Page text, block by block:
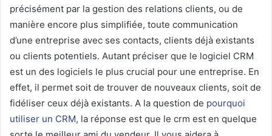
précisément par la gestion des relations clients, ou de
manière encore plus simplifiée, toute communication
d’une entreprise avec ses contacts, clients déjà existants
ou clients potentiels. Autant préciser que le logiciel CRM
est un des logiciels le plus crucial pour une entreprise. En
effet, il permet soit de trouver de nouveaux clients, soit de
fidéliser ceux déjà existants. A la question de pourquoi
utiliser un CRM, la réponse est que le crm est en quelque